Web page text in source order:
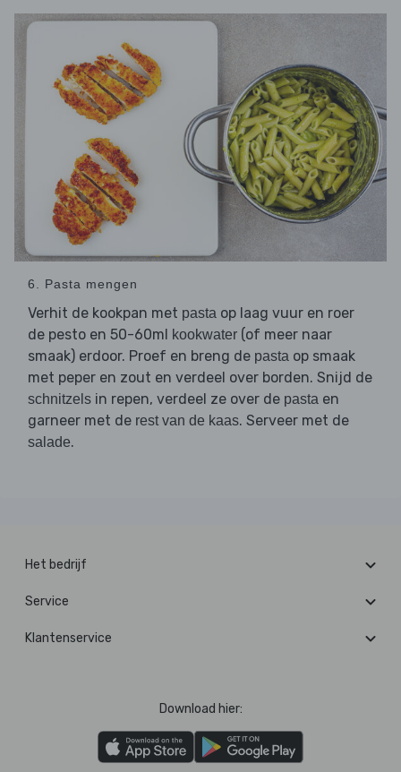
6. Pasta mengen
Verhit de kookpan met pasta op laag vuur en roer
de pesto en 50-60ml
kookwater (of meer naar
smaak) erdoor. Proef en breng de pasta op smaak
met peper en zout en verdeel over borden. Snijd de
schnitzels in repen, verdeel ze over de pasta en
garneer met de rest van de kaas. Serveer met de
salade.
Het bedrijf
Service
Klantenservice
Download hier: